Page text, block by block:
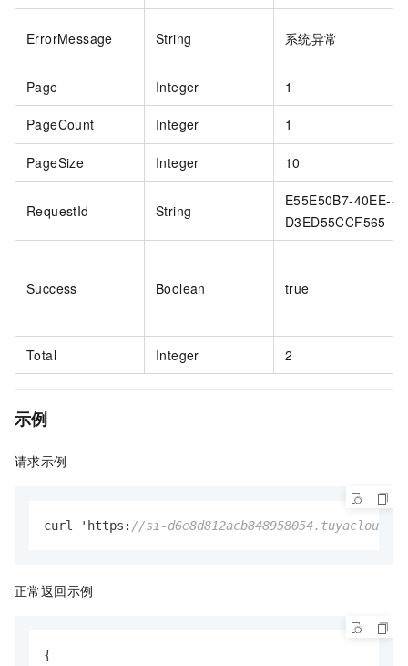
ErrorMessage String 系统异常
Page Integer 1
PageCount Integer 1
PageSize Integer 10
RequestId String
E55E50B7-40EE-
D3ED55CCF565
Success Boolean true
Total Integer 2
示例
请求示例
curl 'https : //si-
正常返回示例
{